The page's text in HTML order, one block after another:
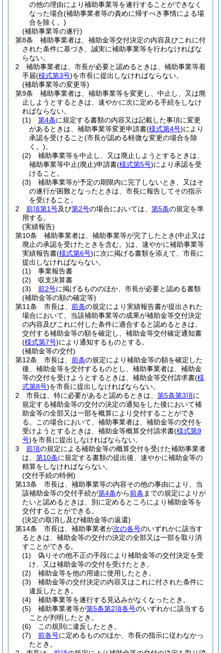
の他の理由により補助事業等を遂行することができなく
なった場合(補助事業者等の責めに帰すべき事情による場
合を除く。)
(補助事業等の遂行)
第8条
補助事業者は、補助金等交付決定の内容及びこれに付
された条件に基づき、誠実に補助事業等を行わなければな
らない。
2
補助事業者は、市長が必要と認めるときは、補助事業等着
手届(様式第3号)を市長に提出しなければならない。
(補助事業等の変更等)
第9条
補助事業者は、補助事業等を変更し、中止し、又は廃
止しようとするときは、速やかに次に定める手続をしなけ
ればならない。
(1)
第4条に規定する書類の内容又は記載した事項に変更
があるときは、補助事業等変更申請書(様式第4号)により
承認を受けること(市長が認める軽微な変更の場合を除
く。)。
(2)
補助事業等を中止し、又は廃止しようとするときは、
補助事業等中止(廃止)申請書(様式第5号)により承認を受
けること。
(3)
補助事業等が予定の期限内に完了しないとき、又はそ
の遂行が困難となったときは、市長に報告してその指示
を受けること。
2
前項第1号及び第2号の場合においては、 第5条の規定を準
用する。
(実績報告)
第10条
補助事業者は、補助事業等が完了したとき(中止又は
廃止の承認を受けたときを含む。)は、速やかに補助事業等
実績報告書(様式第6号)に次に掲げる書類を添えて、市長に
提出しなければならない。
(1)
事業報告書
(2)
収支決算書
(3)
前2号に掲げるもののほか、市長が必要と認める書類
(補助金等の額の確定等)
第11条
市長は、 前条の規定により実績報告書が提出された
場合において、当該補助事業等の成果が補助金等交付決定
の内容及びこれに付した条件に適合すると認めるときは、
交付する補助金等の額を確定し、補助金等交付確定通知書
(様式第7号)により通知するものとする。
(補助金等の交付)
第12条
市長は、 前条の規定により補助金等の額を確定した
後、補助金等を交付するものとし、補助事業者は、補助金
等の交付を受けようとするときは、補助金等交付請求書(様
式第8号)を市長に提出しなければならない。
2
市長は、特に必要があると認めるときは、 第5条第3項に
規定する補助金等の交付の決定の通知をした後において補
助金等の全部又は一部を概算により交付することができ
る。
この場合において、補助事業者は、補助金等の交付を
受けようとするときは、補助金等概算交付請求書(様式第9
号)を市長に提出しなければならない。
3
前項の規定による補助金等の概算交付を受けた補助事業者
は、 第10条に規定する書類の提出後、速やかに補助金等の
精算をしなければならない。
(交付手続の特例)
第13条
市長は、補助事業等の内容その他の事由により、当
該補助金等の交付手続が第4条から前条 までの規定によりが
たいと認めるときは、別に定めるところにより補助金等を
交付することができる。
(決定の取消し及び補助金等の返還)
第14条
市長は、補助事業者が次の各号のいずれかに該当す
るときは、補助金等の交付の決定の全部又は一部を取り消
すことができる。
(1)
偽りその他不正の手段により補助金等の交付決定を受
け、又は補助金等の交付を受けたとき。
(2)
補助金等を他の用途に使用したとき。
(3)
補助金等の交付決定の内容又はこれに付された条件に
違反したとき。
(4)
補助事業等を遂行する見込みがなくなったとき。
(5)
補助事業者等が第5条第2項各号のいずれかに該当する
ことが判明したとき。
(6)
この規則に違反したとき。
(7)
前各号に定めるもののほか、市長の指示に従わなかっ
たとき。